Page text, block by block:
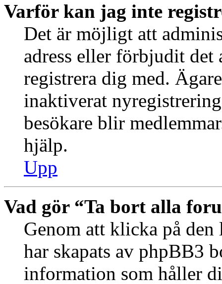
Varför kan jag inte
Det är möjligt att
adress eller förbjudit det
registrera dig med.
inaktiverat
besökare blir
hjälp.
Upp
Vad gör “Ta bort alla
Genom att klicka på den
har skapats av phpBB3
information som håller